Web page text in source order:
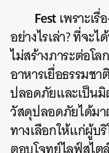
Festเพราะเ
อย่างไรเล่า? ที่จะ
ไม่สร้างภาระต่อโ
อาหารเยื่อธรรมช
ปลอดภัยและเป็น
วัสดุปลอดภัยได้ม
ทางเลือกให้แก่ผู้บ